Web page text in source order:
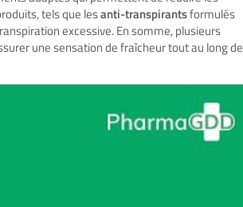
tels que lesanti-transpirantsformulés
excessive. En somme, plusieurs
une sensation de fraîcheur tout au long de